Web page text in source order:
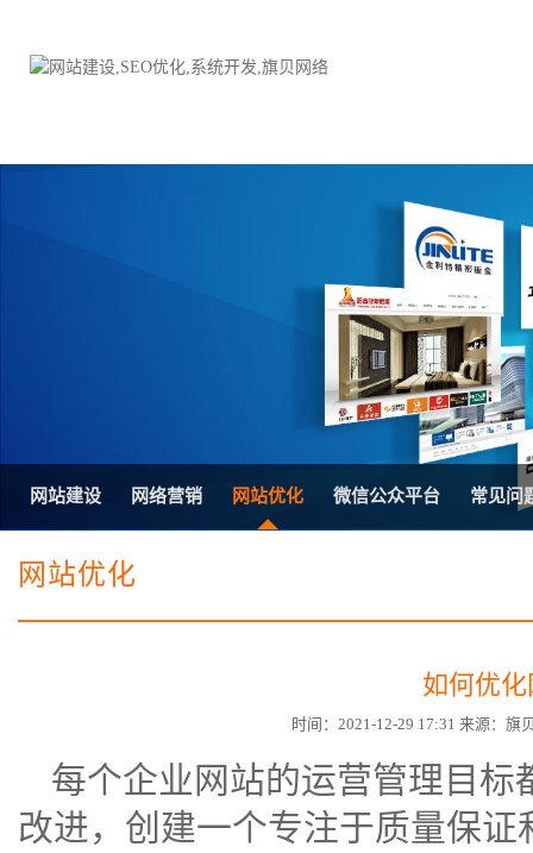
网站SEO优化
微信平台建设
电子商务商城建设
SSL证书
H5响应式网站建设方案
防伪防窜货系统
外贸多语言网站建设方
三级分销系统
网站推广优化方案
在线进销存管理
品牌加盟营销管理系统
营销型网站建设方案
网站建设 网络营销 网站优化 微信公众平台 常见问
网站优化
如何优
时间：2021-12-29 17:31 来源：旗
每个企业网站的运营管理目
改进，创建一个专注于质量保